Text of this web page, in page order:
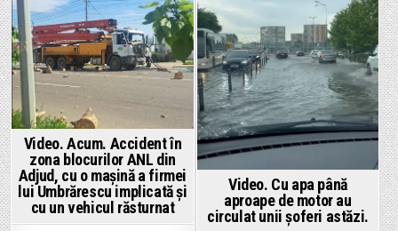
B-
dul
Independenței
au
fost
inundate
ca
la
Veneția.
vă
aventurați!
O
mașină
a
rămas
deja
blocată
în
apă.
Posted
in
Video. Acum. Accident în
zona blocurilor ANL din
Adjud, cu o mașină a firmei
lui Umbrărescu implicată și
cu un vehicul răsturnat
Posted
in
Video. Cu apa până
aproape de motor au
circulat unii șoferi astăzi.